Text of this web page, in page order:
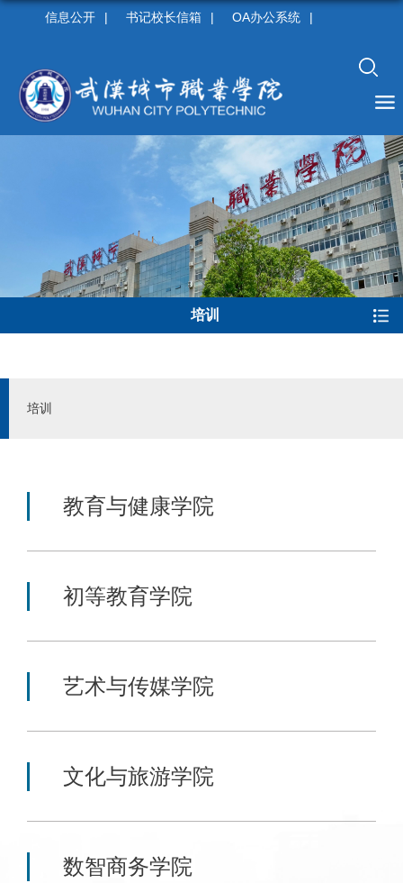
信息公开 | 书记校长信箱 | OA办公系统 |
培训
培训
教育与健康学院
初等教育学院
艺术与传媒学院
文化与旅游学院
数智商务学院